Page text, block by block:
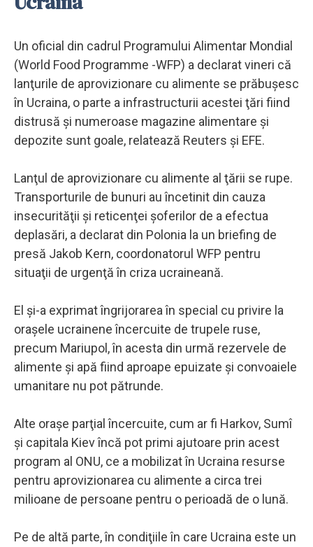
Un oficial din cadrul Programului Alimentar Mondial
(World Food Programme -WFP) a declarat vineri că
lanţurile de aprovizionare cu alimente se prăbuşesc
în Ucraina, o parte a infrastructurii acestei ţări fiind
distrusă şi numeroase magazine alimentare şi
depozite sunt goale, relatează Reuters şi EFE.
Lanţul de aprovizionare cu alimente al ţării se rupe.
Transporturile de bunuri au încetinit din cauza
insecurităţii şi reticenţei şoferilor de a efectua
deplasări, a declarat din Polonia la un briefing de
presă Jakob Kern, coordonatorul WFP pentru
situaţii de urgenţă în criza ucraineană.
El şi-a exprimat îngrijorarea în special cu privire la
oraşele ucrainene încercuite de trupele ruse,
precum Mariupol, în acesta din urmă rezervele de
alimente şi apă fiind aproape epuizate şi convoaiele
umanitare nu pot pătrunde.
Alte oraşe parţial încercuite, cum ar fi Harkov, Sumî
şi capitala Kiev încă pot primi ajutoare prin acest
program al ONU, ce a mobilizat în Ucraina resurse
pentru aprovizionarea cu alimente a circa trei
milioane de persoane pentru o perioadă de o lună.
Pe de altă parte, în condiţiile în care Ucraina este un